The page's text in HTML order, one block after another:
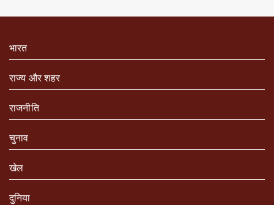
भारत
राज्य और शहर
राजनीति
चुनाव
खेल
दुनिया